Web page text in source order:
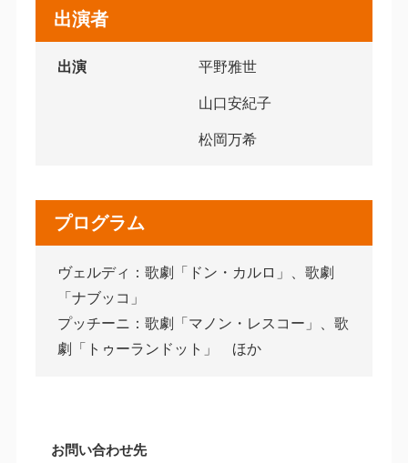
出演者
出演 平野雅世
山口安紀子
松岡万希
プログラム
ヴェルディ：歌劇「ドン・カルロ」、歌劇
「ナブッコ」
プッチーニ：歌劇「マノン・レスコー」、歌
劇「トゥーランドット」 ほか
お問い合わせ先